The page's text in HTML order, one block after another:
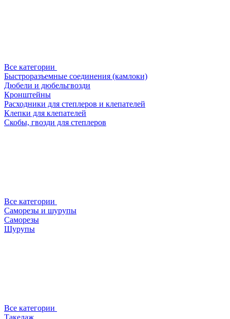
Все категории
Быстроразъемные соединения (камлоки)
Дюбели и дюбельгвозди
Кронштейны
Расходники для степлеров и клепателей
Клепки для клепателей
Скобы, гвозди для степлеров
Все категории
Саморезы и шурупы
Саморезы
Шурупы
Все категории
Такелаж